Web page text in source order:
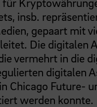
insb.
gepaart mit
Die digitalen
vermehrt in die
digitalen
Chicago Future-
werden konnte.